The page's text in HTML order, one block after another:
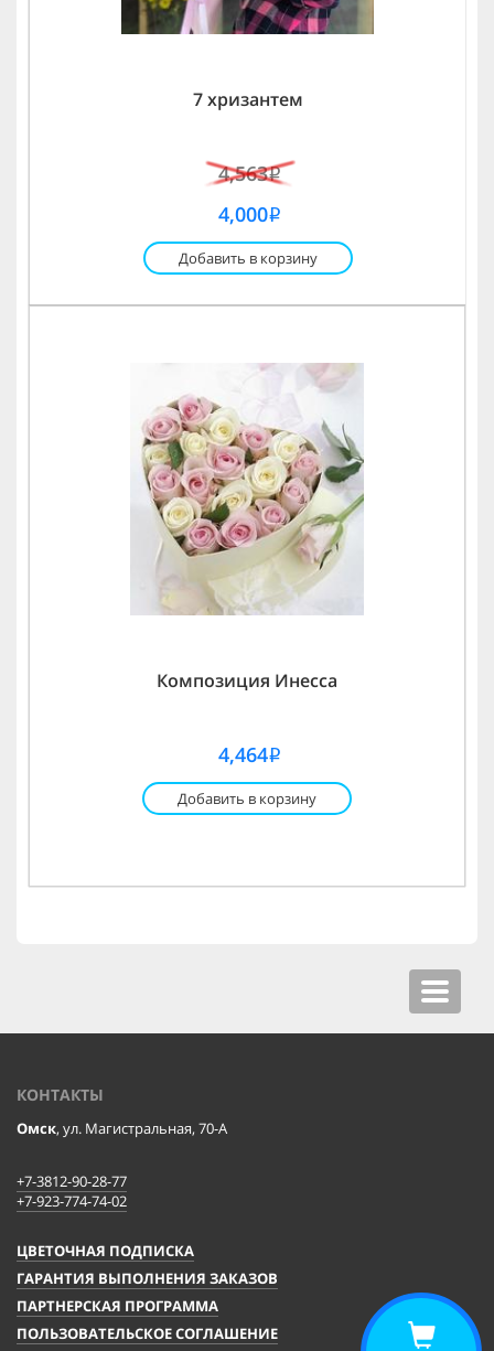
7 хризантем
4,563i
4,000i
Добавить в корзину
Композиция Инесса
4,464i
Добавить в корзину
Toggle
КОНТАКТЫ
Омск, ул. Магистральная, 70-А
+7-3812-90-28-77
+7-923-774-74-02
ЦВЕТОЧНАЯ ПОДПИСКА
ГАРАНТИЯ ВЫПОЛНЕНИЯ ЗАКАЗОВ
ПАРТНЕРСКАЯ ПРОГРАММА
ПОЛЬЗОВАТЕЛЬСКОЕ СОГЛАШЕНИЕ